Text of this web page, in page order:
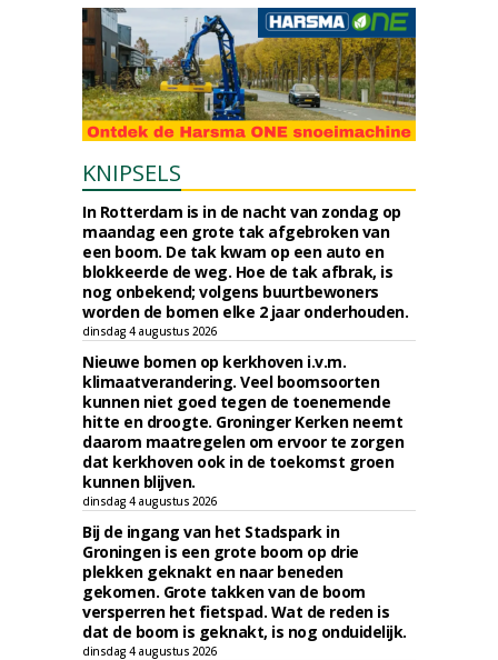
KNIPSELS
In Rotterdam is in de nacht van zondag op
maandag een grote tak afgebroken van
een boom. De tak kwam op een auto en
blokkeerde de weg. Hoe de tak afbrak, is
nog onbekend; volgens buurtbewoners
worden de bomen elke 2 jaar onderhouden.
dinsdag 4 augustus 2026
Nieuwe bomen op kerkhoven i.v.m.
klimaatverandering. Veel boomsoorten
kunnen niet goed tegen de toenemende
hitte en droogte. Groninger Kerken neemt
daarom maatregelen om ervoor te zorgen
dat kerkhoven ook in de toekomst groen
kunnen blijven.
dinsdag 4 augustus 2026
Bij de ingang van het Stadspark in
Groningen is een grote boom op drie
plekken geknakt en naar beneden
gekomen. Grote takken van de boom
versperren het fietspad. Wat de reden is
dat de boom is geknakt, is nog onduidelijk.
dinsdag 4 augustus 2026